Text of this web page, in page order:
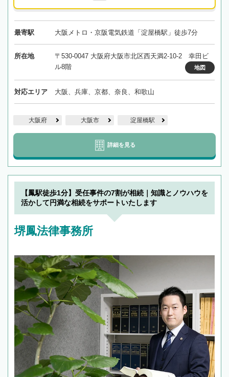
最寄駅 大阪メトロ・京阪電気鉄道「淀屋橋駅」徒歩7分
所在地
〒530-0047 大阪府大阪市北区西天満2-10-2 幸田ビ
ル8階
地図
対応エリア 大阪、兵庫、京都、奈良、和歌山
大阪府 大阪市 淀屋橋駅
詳細を見る
【鳳駅徒歩1分】受任事件の7割が相続｜知識とノウハウを
活かして円満な相続をサポートいたします
堺鳳法律事務所